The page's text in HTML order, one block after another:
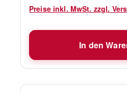
Preise inkl. MwSt. zzgl.
In den